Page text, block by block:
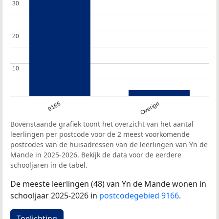
9166 Overige
10
10
20
20
30
30
Bovenstaande grafiek toont het overzicht van het aantal
leerlingen per postcode voor de 2 meest voorkomende
postcodes van de huisadressen van de leerlingen van Yn de
Mande in 2025-2026. Bekijk de data voor de eerdere
schooljaren in de tabel.
De meeste leerlingen (48) van Yn de Mande wonen in
schooljaar 2025-2026 in postcodegebied 9166.